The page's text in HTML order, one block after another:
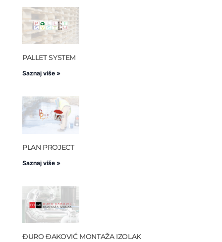
PALLET SYSTEM
Saznaj više »
PLAN PROJECT
Saznaj više »
ĐURO ĐAKOVIĆ MONTAŽA IZOLAK